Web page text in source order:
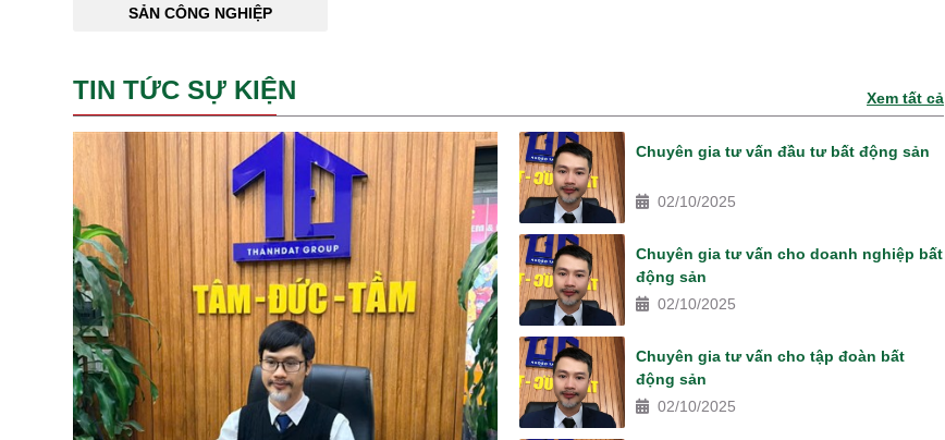
SẢN CÔNG NGHIỆP
TIN TỨC SỰ KIỆN Xem tất cả
Chuyên gia tư vấn đầu tư bất động sản
02/10/2025
Chuyên gia tư vấn cho doanh nghiệp bất
động sản
02/10/2025
Chuyên gia tư vấn cho tập đoàn bất
động sản
02/10/2025